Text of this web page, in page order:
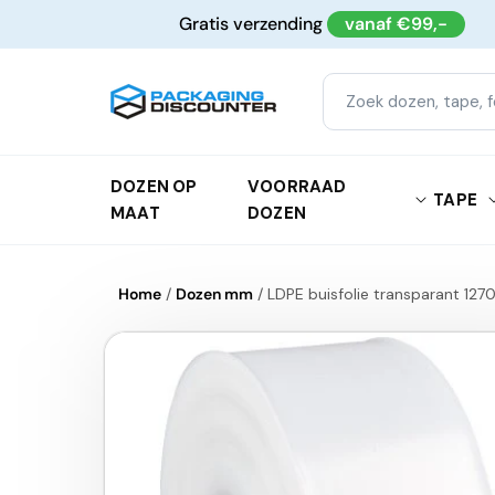
content
Gratis verzending vanaf €99,-
DOZEN OP
MAAT
VOORRAAD
DOZEN
TAPE
Home / Dozen mm / LDPE buisfolie transparant
Ga direct naar
productinformatie